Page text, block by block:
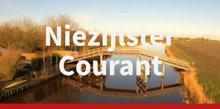
naar
de
inhoud
Niezijlster
Courant